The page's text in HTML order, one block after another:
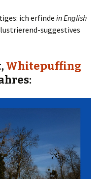
ich erfinde in English
suggestives
Whitepuffing